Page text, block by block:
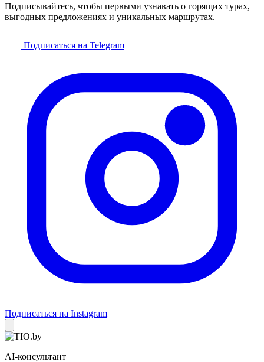
Подписывайтесь, чтобы первыми узнавать о горящих турах,
выгодных предложениях и уникальных маршрутах.
Подписаться на Telegram
Подписаться на Instagram
AI-консультант